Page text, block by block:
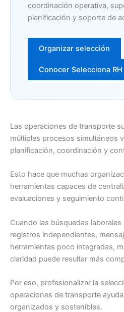
coordinación operativa,
planificación y soporte de
Organizar selección
Conocer Selecciona RH
Las operaciones de transporte
múltiples procesos simultáneos
planificación, coordinación y
Esto hace que muchas
herramientas capaces de
evaluaciones y seguimiento
Cuando las búsquedas
registros independientes,
herramientas poco integradas,
claridad puede resultar más
Por eso, profesionalizar la
operaciones de transporte
organizados y sostenibles.